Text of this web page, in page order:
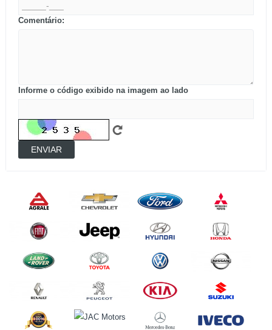
Comentário:
Informe o código exibido na imagem ao lado
ENVIAR